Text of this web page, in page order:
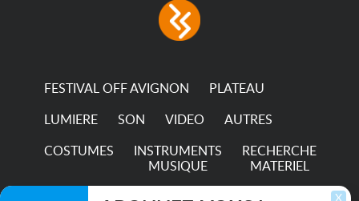
FESTIVAL OFF AVIGNON PLATEAU
LUMIERE SON VIDEO AUTRES
COSTUMES
INSTRUMENTS
MUSIQUE
RECHERCHE
MATERIEL
TRANSPORTS X